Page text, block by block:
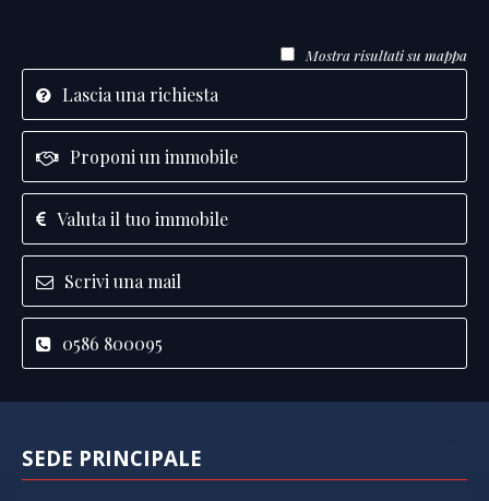
Mostra risultati su mappa
Lascia una richiesta
Proponi un immobile
Valuta il tuo immobile
Scrivi una mail
0586 800095
SEDE PRINCIPALE